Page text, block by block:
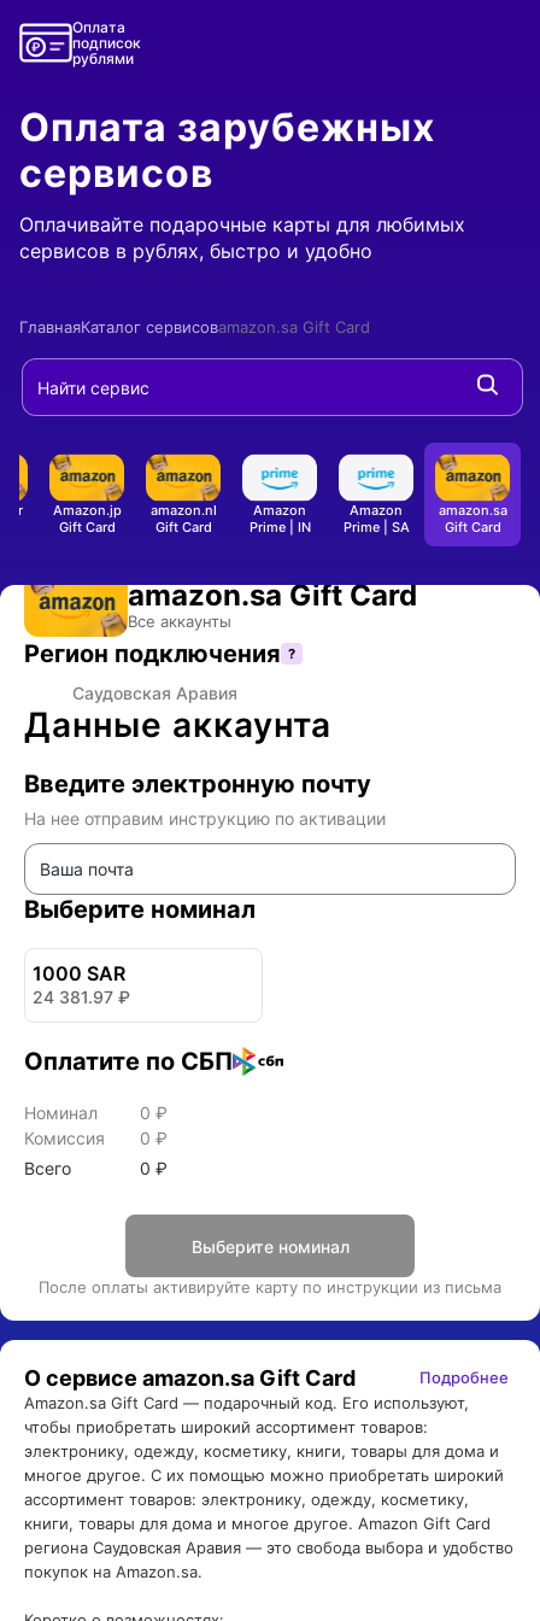
Оплата
подписок
рублями
Оплата зарубежных
сервисов
Оплачивайте подарочные карты для любимых
сервисов в рублях, быстро и удобно
ГлавнаяКаталог сервисовamazon.sa Gift Card
- Оплата подарочной карты
- Оплата подарочной карты
- Оплата подарочной
-
Amazon.jp
Gift Card
amazon.nl
Gift Card
Amazon
Prime | IN
Amazon
Prime | SA
amazon.sa
Gift Card
amazon.sa Gift Card
Все аккаунты
Регион подключения ?
Саудовская Аравия
Данные аккаунта
Введите электронную почту
На нее отправим инструкцию по активации
Выберите номинал
1000 SAR
24 381.97 ₽
Оплатите по СБП
Номинал 0 ₽
Комиссия
0 ₽
Всего
0 ₽
Выберите номинал
После оплаты активируйте карту по инструкции из письма
О сервисе amazon.sa Gift Card
Подробнее
Amazon.sa Gift Card — подарочный код. Его используют,
чтобы приобретать широкий ассортимент товаров:
электронику, одежду, косметику, книги, товары для дома и
многое другое. С их помощью можно приобретать широкий
ассортимент товаров: электронику, одежду, косметику,
книги, товары для дома и многое другое. Amazon Gift Card
региона Саудовская Аравия — это свобода выбора и удобство
покупок на Amazon.sa.